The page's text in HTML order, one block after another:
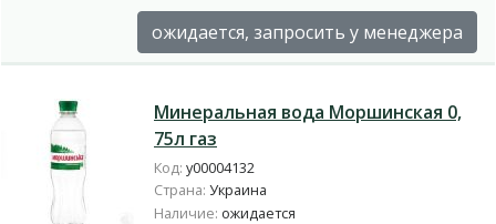
ожидается, запросить у менеджера
Минеральная вода Моршинская 0,
75л газ
Код: у00004132
Страна: Украина
Наличие: ожидается